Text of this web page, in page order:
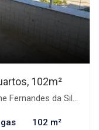
102m²
Maracanã, Praia Grande-SP
102 m²